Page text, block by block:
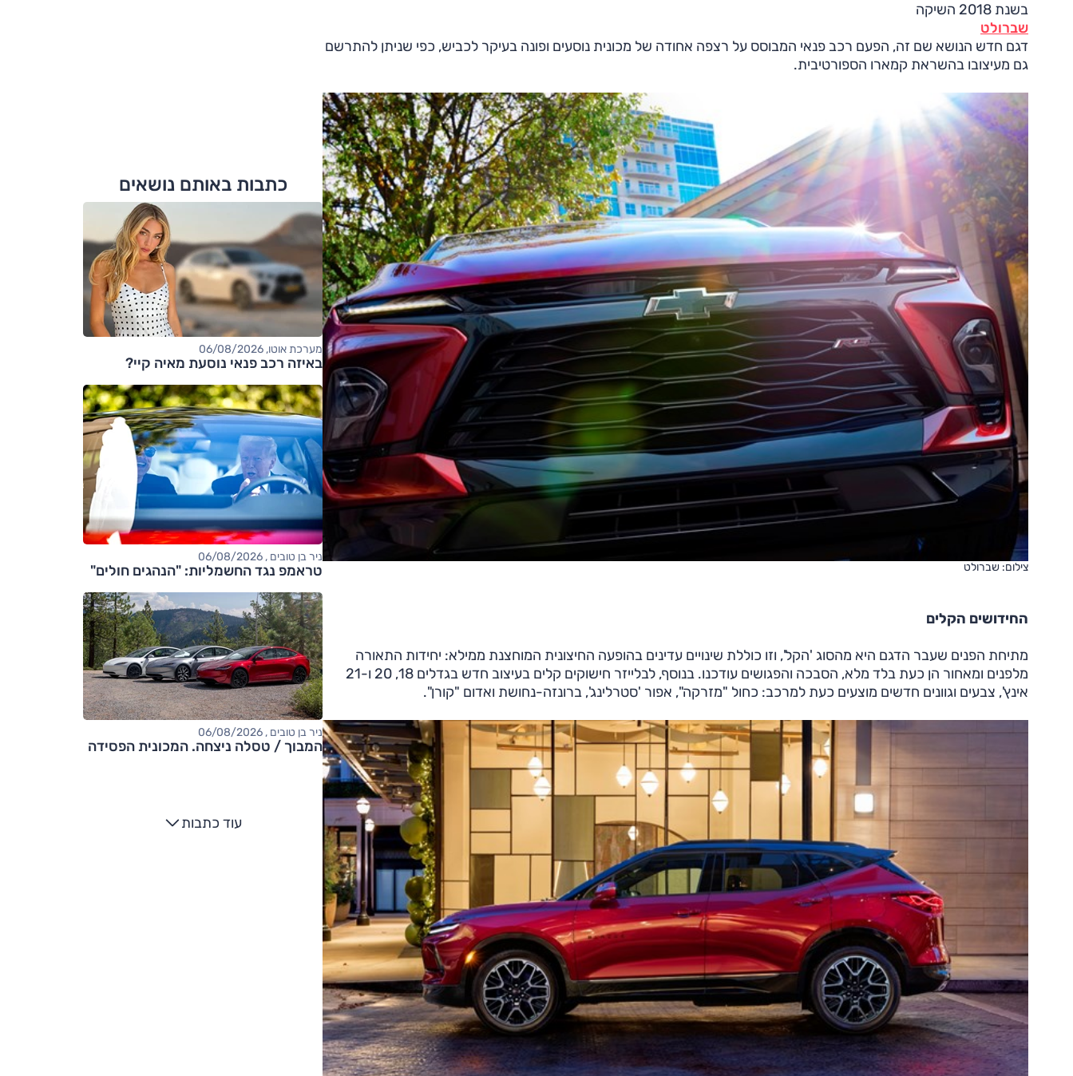
בשנת 2018 השיקה
שברולט
דגם חדש הנושא שם זה, הפעם רכב פנאי המבוסס על רצפה אחודה של מכונית נוסעים ופונה בעיקר לכביש, כפי שניתן להתרשם
גם מעיצובו בהשראת קמארו הספורטיבית.
צילום: שברולט
החידושים הקלים
מתיחת הפנים שעבר הדגם היא מהסוג 'הקל', וזו כוללת שינויים עדינים בהופעה החיצונית המוחצנת ממילא: יחידות התאורה
מלפנים ומאחור הן כעת בלד מלא, הסבכה והפגושים עודכנו. בנוסף, לבלייזר חישוקים קלים בעיצוב חדש בגדלים 18, 20 ו-21
אינץ', צבעים וגוונים חדשים מוצעים כעת למרכב: כחול "מזרקה", אפור 'סטרלינג', ברונזה-נחושת ואדום "קורן".
כתבות באותם נושאים
מערכת אוטו, 06/08/2026
באיזה רכב פנאי נוסעת מאיה קיי?
ניר בן טובים , 06/08/2026
טראמפ נגד החשמליות: "הנהגים חולים"
ניר בן טובים , 06/08/2026
המבוך / טסלה ניצחה. המכונית הפסידה
עוד כתבות